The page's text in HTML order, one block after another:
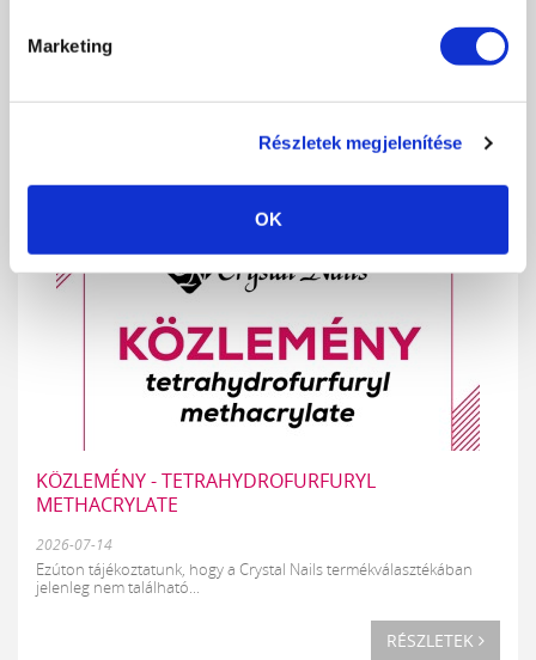
Marketing
Részletek megjelenítése
OK
2026-07-16
Social Media Summer Körömverseny – mutasd meg, mit alkottál, és
RÉSZLETEK
KÖZLEMÉNY - TETRAHYDROFURFURYL
METHACRYLATE
2026-07-14
Ezúton tájékoztatunk, hogy a Crystal Nails termékválasztékában
jelenleg nem található...
RÉSZLETEK